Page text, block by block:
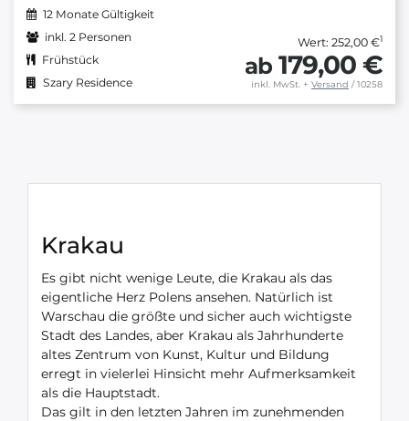
12 Monate Gültigkeit
inkl. 2 Personen
Frühstück
Szary Residence
Wert: 252,00 €1
ab 179,00 €
inkl. MwSt. + Versand / 10258
Krakau
Es gibt nicht wenige Leute, die Krakau als das
eigentliche Herz Polens ansehen. Natürlich ist
Warschau die größte und sicher auch wichtigste
Stadt des Landes, aber Krakau als Jahrhunderte
altes Zentrum von Kunst, Kultur und Bildung
erregt in vielerlei Hinsicht mehr Aufmerksamkeit
als die Hauptstadt.
Das gilt in den letzten Jahren im zunehmenden